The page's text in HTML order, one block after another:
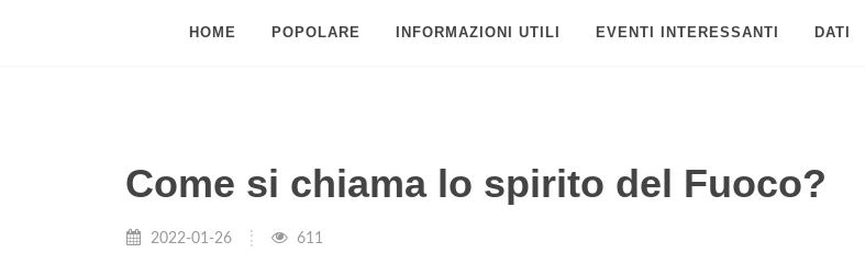
HOME POPOLARE INFORMAZIONI UTILI EVENTI INTERESSANTI DATI
Come si chiama lo spirito del Fuoco?
2022-01-26 611